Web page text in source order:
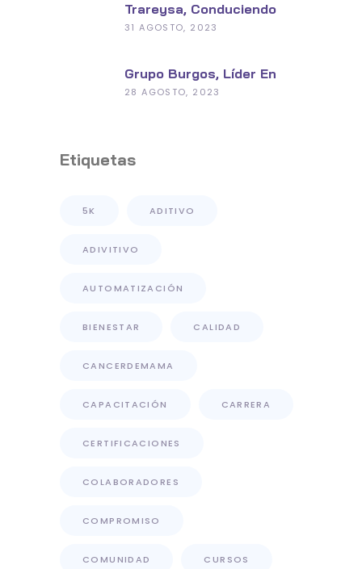
Trareysa, Conduciendo
Hacia Un Futuro
31 AGOSTO, 2023
Grupo Burgos, Líder En
Seguridad Y Tecnología
28 AGOSTO, 2023
Etiquetas
5K ADITIVO
ADIVITIVO
AUTOMATIZACIÓN
BIENESTAR CALIDAD
CANCERDEMAMA
CAPACITACIÓN CARRERA
CERTIFICACIONES
COLABORADORES
COMPROMISO
COMUNIDAD CURSOS